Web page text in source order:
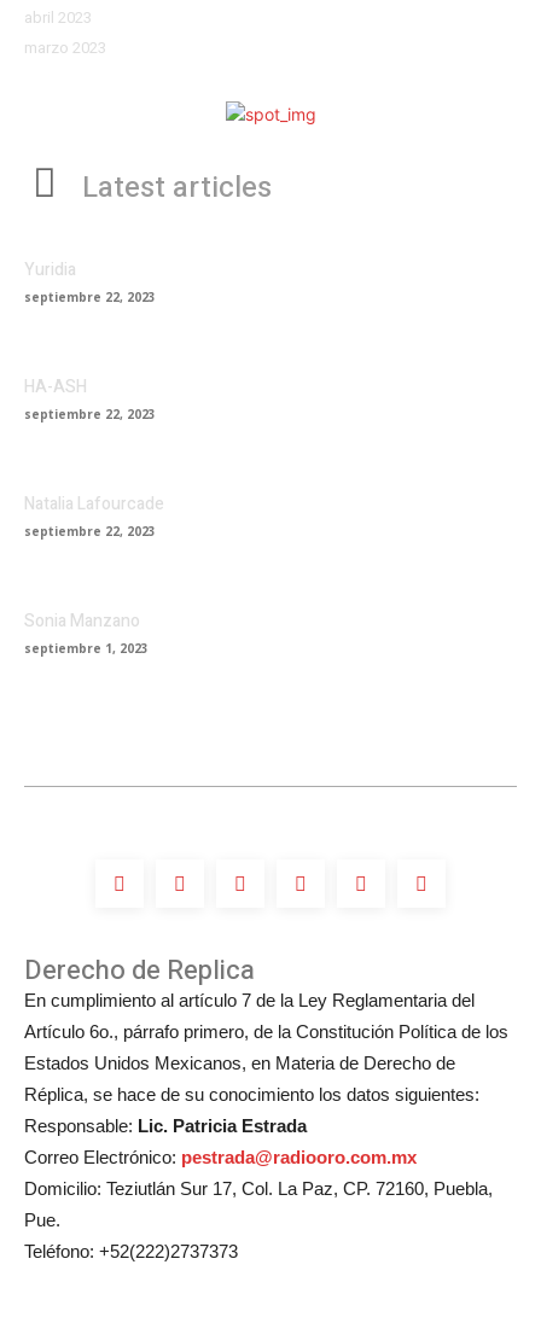
abril 2023
marzo 2023
Latest articles
Yuridia
septiembre 22, 2023
HA-ASH
septiembre 22, 2023
Natalia Lafourcade
septiembre 22, 2023
Sonia Manzano
septiembre 1, 2023
Derecho de Replica
En cumplimiento al artículo 7 de la Ley Reglamentaria del
Artículo 6o., párrafo primero, de la Constitución Política de los
Estados Unidos Mexicanos, en Materia de Derecho de
Réplica, se hace de su conocimiento los datos siguientes:
Responsable: Lic. Patricia Estrada
Correo Electrónico: pestrada@radiooro.com.mx
Domicilio: Teziutlán Sur 17, Col. La Paz, CP. 72160, Puebla,
Pue.
Teléfono: +52(222)2737373